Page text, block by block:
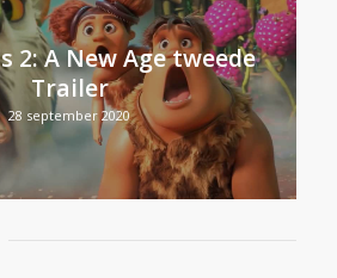
2: A New Age tweede
Trailer
28 september 2020